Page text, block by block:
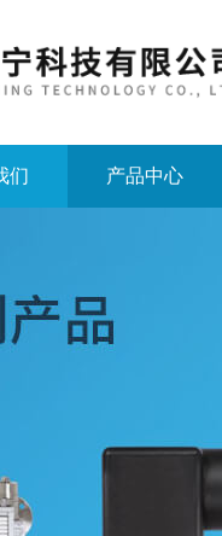
们 产品中心